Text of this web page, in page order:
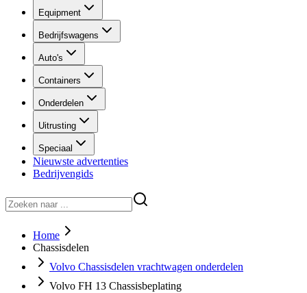
Equipment
Bedrijfswagens
Auto's
Containers
Onderdelen
Uitrusting
Speciaal
Nieuwste advertenties
Bedrijvengids
Home
Chassisdelen
Volvo Chassisdelen vrachtwagen onderdelen
Volvo FH 13 Chassisbeplating